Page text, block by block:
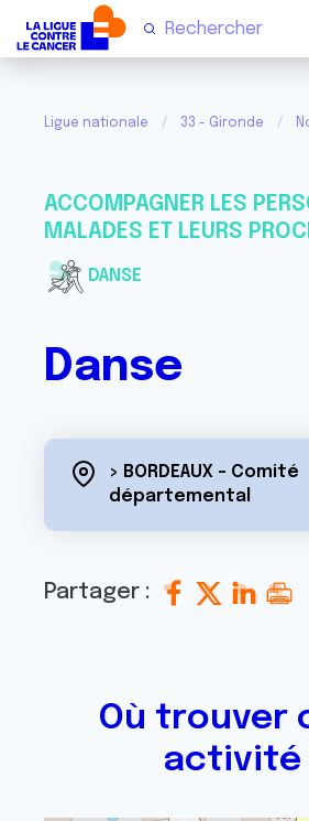
Ligue nationale 33 - Gironde
ACCOMPAGNER LES
MALADES ET LEURS
DANSE
Danse
> BORDEAUX - Comité
départemental
Partager :
Où trouver
activité